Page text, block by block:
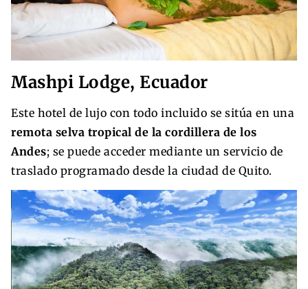
Mashpi Lodge, Ecuador
Este hotel de lujo con todo incluido se sitúa en una
remota selva tropical de la cordillera de los
Andes; se puede acceder mediante un servicio de
traslado programado desde la ciudad de Quito.